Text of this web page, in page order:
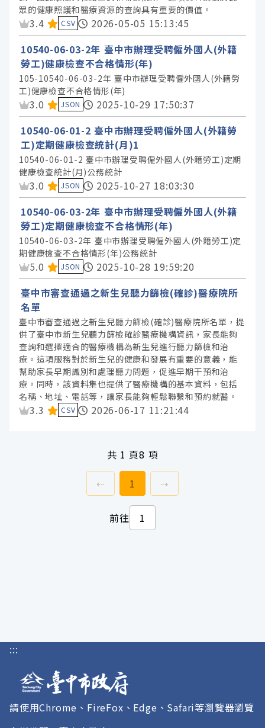
眾的健康照護和醫療資源的查詢具有重要的價值。
資料集評分：
3.4 CSV
2026-05-05 15:13:45
10540-06-03-2年 臺中市辦理受聘僱外國人(外籍
勞工)健康檢查不合格情形(年)
105-10540-06-03-2年 臺中市辦理受聘僱外國人(外籍勞
工)健康檢查不合格情形(年)
資料集評分：
3.0 JSON
2025-10-29 17:50:37
10540-06-01-2 臺中市辦理受聘僱外國人(外籍勞
工)定期健康檢查統計(月)1
10540-06-01-2 臺中市辦理受聘僱外國人(外籍勞工)定期
健康檢查統計(月)公務統計
資料集評分：
3.0 JSON
2025-10-27 18:03:30
10540-06-03-2年 臺中市辦理受聘僱外國人(外籍
勞工)定期健康檢查不合格情形(年)
10540-06-03-2年 臺中市辦理受聘僱外國人(外籍勞工)定
期健康檢查不合格情形(年)公務統計
資料集評分：
5.0 JSON
2025-10-28 19:59:20
臺中市審查通過之新生兒聽力篩檢(確診)醫療院所
名單
臺中市審查通過之新生兒聽力篩檢(確診)醫療院所名單，提
供了臺中市新生兒聽力篩檢確診醫療機構資訊，家長能夠
查詢和選擇適合的醫療機構為新生兒進行聽力篩檢和治
療。這項服務對於新生兒的健康和發展有重要的意義，能
幫助家長早期識別和處理聽力問題，促進早期干預和治
療。同時，該資料集也提供了醫療機構的基本資料，包括
名稱、地址、電話等，讓家長能夠輕鬆聯繫和預約就醫。
資料集評分：
3.3 CSV 2026-06-17 11:21:44
共 1 頁8 項
⇠ 上一頁前往
1 ⇢下一頁
前往
:::
請使用Chrome、FireFox、Edge、Safari等瀏覽器瀏覽